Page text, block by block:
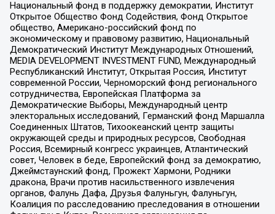
Национальный фонд в поддержку демократии, Институт
Открытое Общество Фонд Содействия, Фонд Открытое
общество, Американо-российский фонд по
экономическому и правовому развитию, Национальный
Демократический Институт Международных Отношений,
MEDIA DEVELOPMENT INVESTMENT FUND, Международный
Республиканский Институт, Открытая Россия, Институт
современной России, Черноморский фонд регионального
сотрудничества, Европейская Платформа за
Демократические Выборы, Международный центр
электоральных исследований, Германский фонд Маршалла
Соединенных Штатов, Тихоокеанский центр защиты
окружающей среды и природных ресурсов, Свободная
Россия, Всемирный конгресс украинцев, Атлантический
совет, Человек в беде, Европейский фонд за демократию,
Джеймстаунский фонд, Прожект Хармони, Родники
дракона, Врачи против насильственного извлечения
органов, Фалунь Дафа, Друзья Фалуньгун, Фалуньгун,
Коалиция по расследованию преследования в отношении